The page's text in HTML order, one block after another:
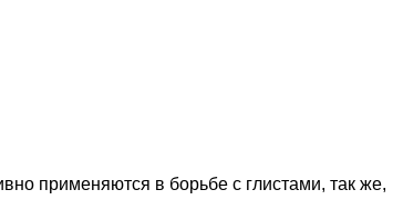
применяются в борьбе с глистами, так же,